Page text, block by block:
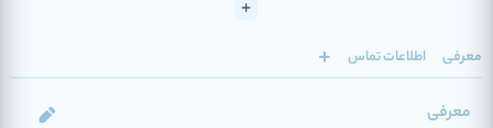
معرفی اطلاعات تماس
معرفی